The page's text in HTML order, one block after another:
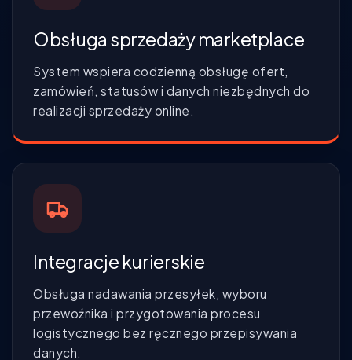
Obsługa sprzedaży marketplace
System wspiera codzienną obsługę ofert,
zamówień, statusów i danych niezbędnych do
realizacji sprzedaży online.
Integracje kurierskie
Obsługa nadawania przesyłek, wyboru
przewoźnika i przygotowania procesu
logistycznego bez ręcznego przepisywania
danych.